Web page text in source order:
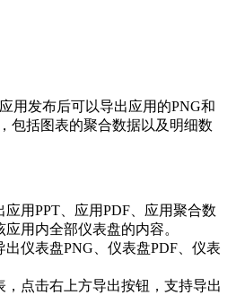
用发布后可以导出应用的PNG和
包括图表的聚合数据以及明细数
用PPT、应用PDF、应用聚合数
用内全部仪表盘的内容。
仪表盘PNG、仪表盘PDF、仪表
，点击右上方导出按钮，支持导出